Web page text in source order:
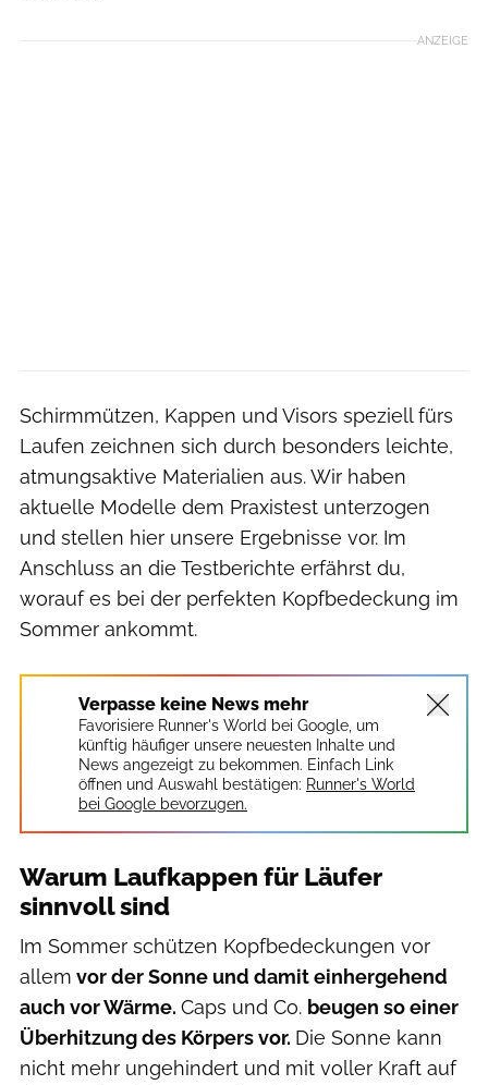
ANZEIGE
Schirmmützen, Kappen und Visors speziell fürs
Laufen zeichnen sich durch besonders leichte,
atmungsaktive Materialien aus. Wir haben
aktuelle Modelle dem Praxistest unterzogen
und stellen hier unsere Ergebnisse vor. Im
Anschluss an die Testberichte erfährst du,
worauf es bei der perfekten Kopfbedeckung im
Sommer ankommt.
Verpasse keine News mehr
Favorisiere Runner's World bei Google, um
künftig häufiger unsere neuesten Inhalte und
News angezeigt zu bekommen. Einfach Link
öffnen und Auswahl bestätigen: Runner's World
bei Google bevorzugen.
Warum Laufkappen für Läufer
sinnvoll sind
Im Sommer schützen Kopfbedeckungen vor
allem vor der Sonne und damit einhergehend
auch vor Wärme. Caps und Co. beugen so einer
Überhitzung des Körpers vor. Die Sonne kann
nicht mehr ungehindert und mit voller Kraft auf